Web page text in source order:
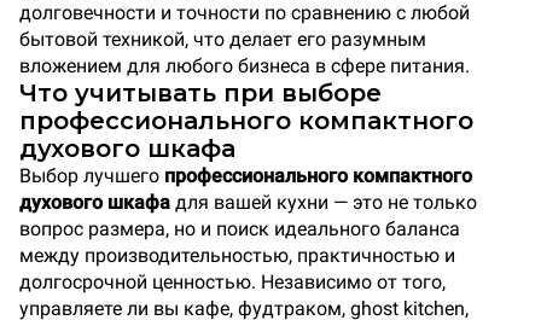
долговечности и точности по сравнению с любой
бытовой техникой, что делает его разумным
вложением для любого бизнеса в сфере питания.
Что учитывать при выборе
профессионального компактного
духового шкафа
Выбор лучшего профессионального компактного
духового шкафа для вашей кухни — это не только
вопрос размера, но и поиск идеального баланса
между производительностью, практичностью и
долгосрочной ценностью. Независимо от того,
управляете ли вы кафе, фудтраком, ghost kitchen,